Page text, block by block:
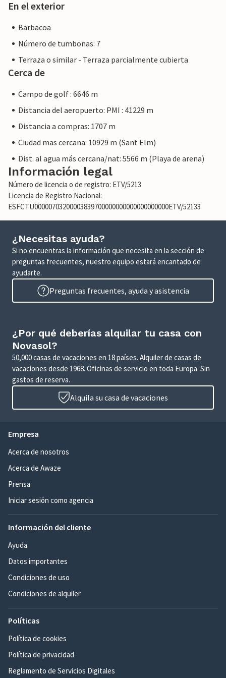
En el exterior
Barbacoa
Número de tumbonas: 7
Terraza o similar - Terraza parcialmente cubierta
Cerca de
Campo de golf : 6646 m
Distancia del aeropuerto: PMI : 41229 m
Distancia a compras: 1707 m
Ciudad mas cercana: 10929 m (Sant Elm)
Dist. al agua más cercana/nat: 5566 m (Playa de arena)
Información legal
Número de licencia o de registro: ETV/5213
Licencia de Registro Nacional:
ESFCTU00000703200003839700000000000000000000ETV/52133
¿Necesitas ayuda?
Si no encuentras la información que necesita en la sección de
preguntas frecuentes, nuestro equipo estará encantado de
ayudarte.
Preguntas frecuentes, ayuda y asistencia
¿Por qué deberías alquilar tu casa con
Novasol?
50,000 casas de vacaciones en 18 países. Alquiler de casas de
vacaciones desde 1968. Oficinas de servicio en toda Europa. Sin
gastos de reserva.
Alquila su casa de vacaciones
Empresa
Acerca de nosotros
Acerca de Awaze
Prensa
Iniciar sesión como agencia
Información del cliente
Ayuda
Datos importantes
Condiciones de uso
Condiciones de alquiler
Políticas
Política de cookies
Política de privacidad
Reglamento de Servicios Digitales